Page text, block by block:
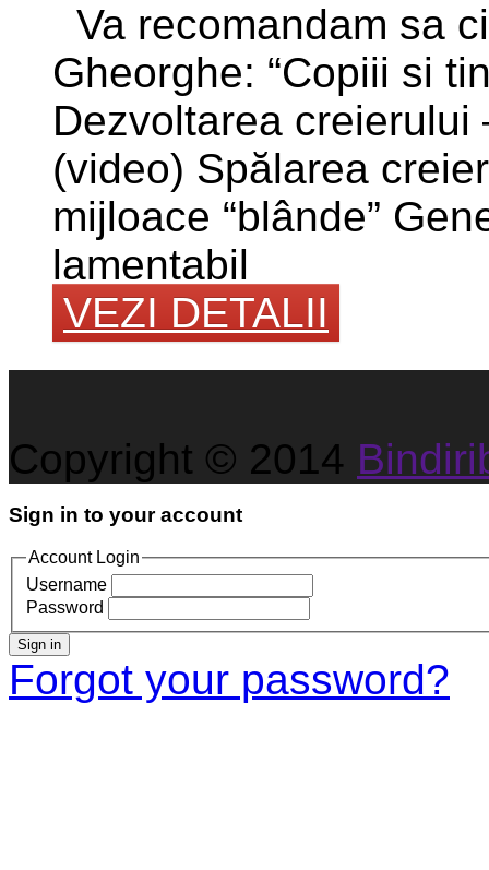
Va recomandam sa
Gheorghe: “Copiii si
Dezvoltarea creierului
(video) Spălarea
mijloace “blânde”
lamentabil
VEZI DETALII
Copyright © 2014
Sign in to your account
Account Login
Username
Password
Sign in
Forgot your password?